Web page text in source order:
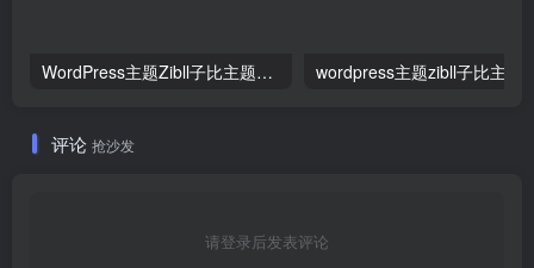
WordPress主题Zibll子比主题8.6免授权修复版
评论 抢沙发
请登录后发表评论